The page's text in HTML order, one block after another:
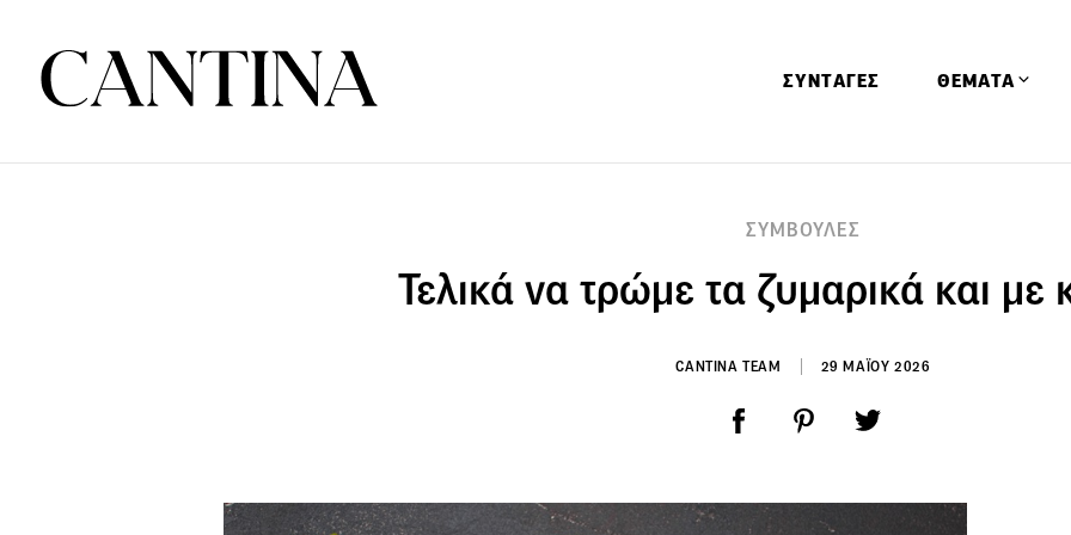
ΣΥΝΤΑΓΕΣ ΘΕΜΑΤΑ
Ειδήσεις
Έρευνες
ΣΥΜΒΟΥΛΕΣ
Τελικά να τρώμε τα ζυμαρικά και με
CANTINA TEAM 29 ΜΑΪΟΥ 2026